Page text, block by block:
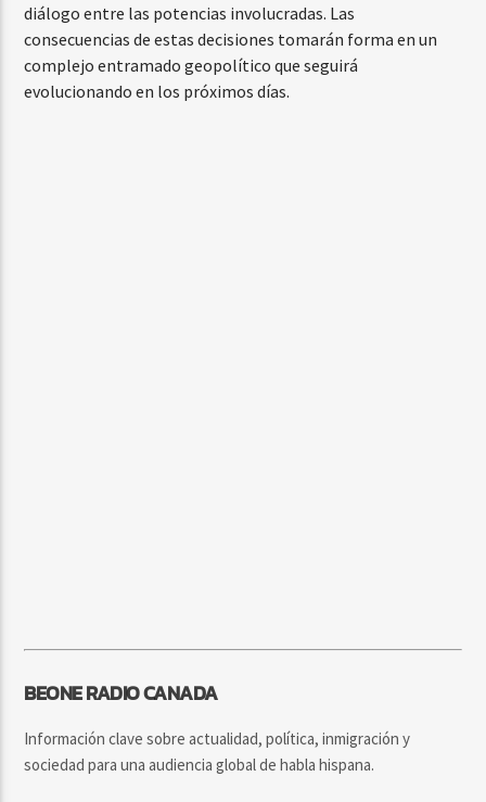
diálogo entre las potencias involucradas. Las
consecuencias de estas decisiones tomarán forma en un
complejo entramado geopolítico que seguirá
evolucionando en los próximos días.
BEONE RADIO CANADA
Información clave sobre actualidad, política, inmigración y
sociedad para una audiencia global de habla hispana.